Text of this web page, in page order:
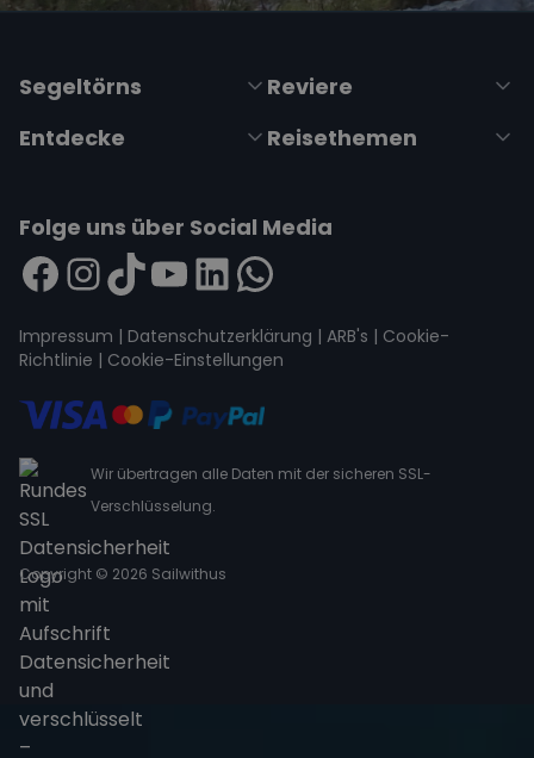
Segeltörns
Reviere
Entdecke
Reisethemen
Folge uns über Social Media
Impressum | Datenschutzerklärung | ARB's | Cookie-
Richtlinie | Cookie-Einstellungen
Wir übertragen alle Daten mit der sicheren SSL-
Verschlüsselung.
Copyright © 2026 Sailwithus